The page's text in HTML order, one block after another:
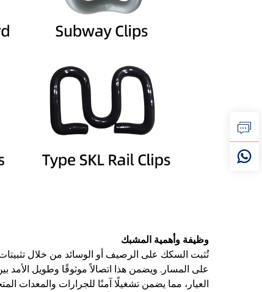
وظيفة وأهمية المشبك
تُثبت السكك على الرصيف أو الوسائد من خلال
على المسار. ويضمن هذا اتصالاً موثوقًا وطويل الأمد
العيار، مما يضمن تشغيلًا آمنًا للجرارات والمعدات